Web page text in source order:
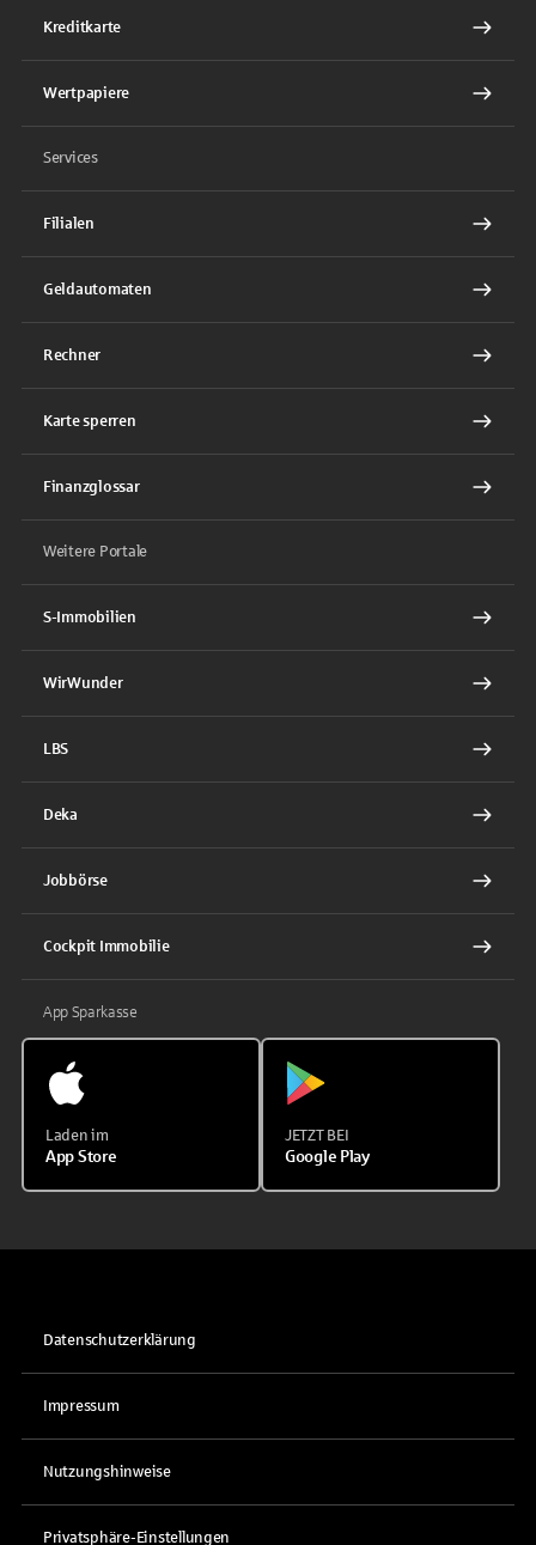
Kreditkarte
Wertpapiere
Services
Filialen
Geldautomaten
Rechner
Karte sperren
Finanzglossar
Weitere Portale
S-Immobilien
WirWunder
LBS
Deka
Jobbörse
Cockpit Immobilie
App Sparkasse
Laden im
App Store
JETZT BEI
Google Play
Datenschutzerklärung
Impressum
Nutzungshinweise
Privatsphäre-Einstellungen